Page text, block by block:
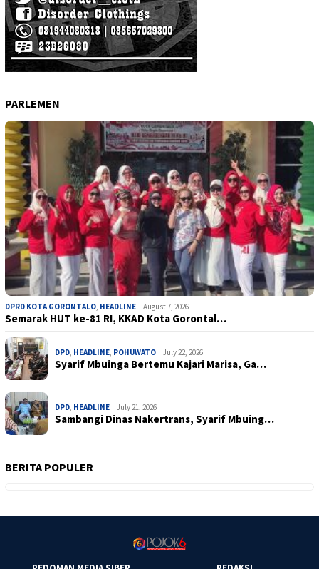
PARLEMEN
DPRD KOTA GORONTALO, HEADLINE August 7, 2026
Semarak HUT ke-81 RI, KKAD Kota Gorontal…
DPD, HEADLINE, POHUWATO July 22, 2026
Syarif Mbuinga Bertemu Kajari Marisa, Ga…
DPD, HEADLINE July 21, 2026
Sambangi Dinas Nakertrans, Syarif Mbuing…
BERITA POPULER